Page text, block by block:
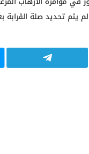
تحديد صلة القرابة